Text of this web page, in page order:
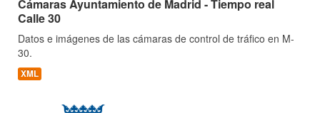
Cámaras Ayuntamiento de Madrid - Tiempo real
Calle 30
Datos e imágenes de las cámaras de control de tráfico en M-
30.
XML